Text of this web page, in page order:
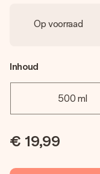
Op voorraad
Inhoud
500 ml
€ 19,99